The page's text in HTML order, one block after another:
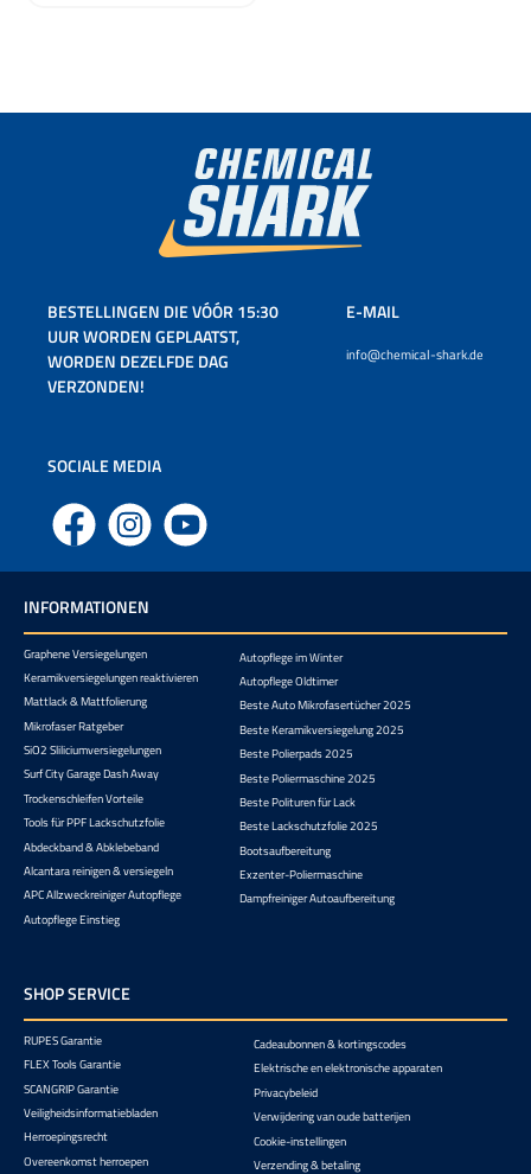
BESTELLINGEN DIE VÓÓR 15:30
UUR WORDEN GEPLAATST,
WORDEN DEZELFDE DAG
VERZONDEN!
E-MAIL
info@chemical-shark.de
SOCIALE MEDIA
Facebook Instagram YouTube
INFORMATIONEN
Graphene Versiegelungen
Keramikversiegelungen reaktivieren
Mattlack & Mattfolierung
Mikrofaser Ratgeber
SiO2 Sliliciumversiegelungen
Surf City Garage Dash Away
Trockenschleifen Vorteile
Tools für PPF Lackschutzfolie
Abdeckband & Abklebeband
Alcantara reinigen & versiegeln
APC Allzweckreiniger Autopflege
Autopflege Einstieg
Autopflege im Winter
Autopflege Oldtimer
Beste Auto Mikrofasertücher 2025
Beste Keramikversiegelung 2025
Beste Polierpads 2025
Beste Poliermaschine 2025
Beste Polituren für Lack
Beste Lackschutzfolie 2025
Bootsaufbereitung
Exzenter-Poliermaschine
Dampfreiniger Autoaufbereitung
SHOP SERVICE
RUPES Garantie
FLEX Tools Garantie
SCANGRIP Garantie
Veiligheidsinformatiebladen
Herroepingsrecht
Overeenkomst herroepen
Cadeaubonnen & kortingscodes
Elektrische en elektronische apparaten
Privacybeleid
Verwijdering van oude batterijen
Cookie-instellingen
Verzending & betaling